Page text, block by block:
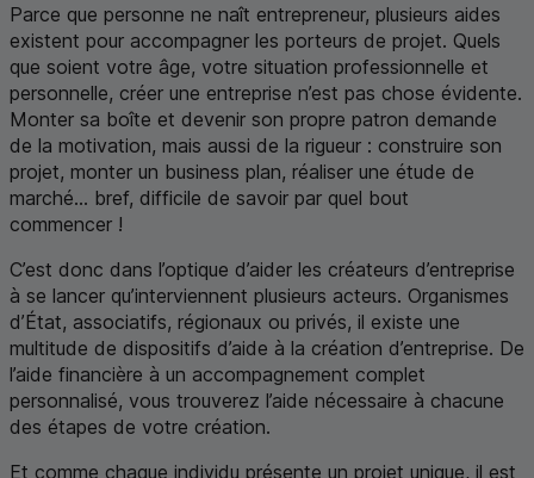
Parce que personne ne naît entrepreneur, plusieurs aides
existent pour accompagner les porteurs de projet. Quels
que soient votre âge, votre situation professionnelle et
personnelle, créer une entreprise n’est pas chose évidente.
Monter sa boîte et devenir son propre patron demande
de la motivation, mais aussi de la rigueur : construire son
projet, monter un business plan, réaliser une étude de
marché... bref, difficile de savoir par quel bout
commencer !
C’est donc dans l’optique d’aider les créateurs d’entreprise
à se lancer qu’interviennent plusieurs acteurs. Organismes
d’État, associatifs, régionaux ou privés, il existe une
multitude de dispositifs d’aide à la création d’entreprise. De
l’aide financière à un accompagnement complet
personnalisé, vous trouverez l’aide nécessaire à chacune
des étapes de votre création.
Et comme chaque individu présente un projet unique, il est